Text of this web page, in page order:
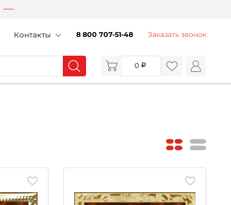
Контакты 8 800 707-51-48 Заказать звонок
0